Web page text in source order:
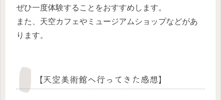
ぜひ一度体験することをおすすめします。
また、天空カフェやミュージアムショップなどがあ
ります。
【天空美術館へ行ってきた感想】